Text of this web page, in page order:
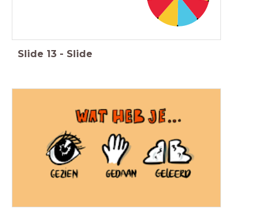
Slide 13 - Slide